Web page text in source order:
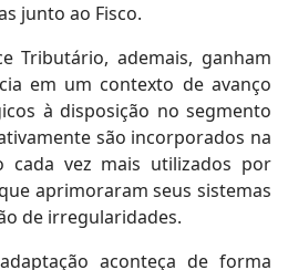
junto ao Fisco.
Tributário, ademais, ganham
em um contexto de avanço
à disposição no segmento
são incorporados na
cada vez mais utilizados por
aprimoraram seus sistemas
de irregularidades.
aconteça de forma